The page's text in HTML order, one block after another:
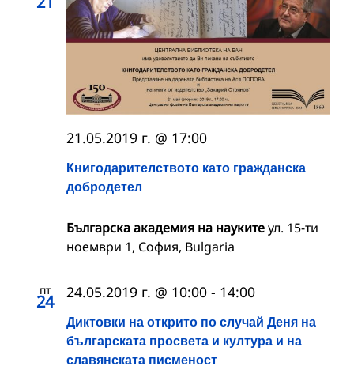
Книгодарителството като гражданска
добродетел
21.05.2019 г. @ 17:00
Българска академия на наукитеул. 15-ти
ноември 1, София, Bulgaria
пт
24
Диктовки на открито по случай Деня на
българската просвета и култура и на
славянската писменост
24.05.2019 г. @ 10:00 - 14:00